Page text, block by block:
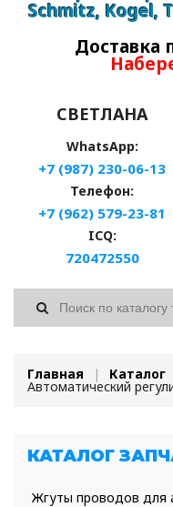
Schmitz, Kogel,
Доставка
СВЕТЛАНА
WhatsApp:
+7 (987) 230-06-13
Телефон:
+7 (962) 579-23-81
ICQ:
720472550
Главная Каталог
Автоматический
КАТАЛОГ
Жгуты проводов для